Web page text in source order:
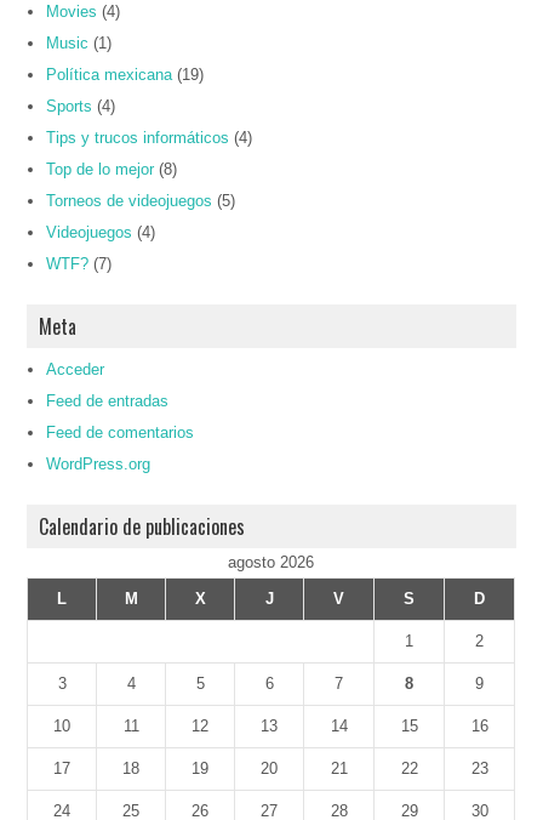
Movies (4)
Music (1)
Política mexicana (19)
Sports (4)
Tips y trucos informáticos (4)
Top de lo mejor (8)
Torneos de videojuegos (5)
Videojuegos (4)
WTF? (7)
Meta
Acceder
Feed de entradas
Feed de comentarios
WordPress.org
Calendario de publicaciones
agosto 2026
L
M X J V S D
1 2
3 4 5 6 7 8 9
10 11 12 13 14 15 16
17 18 19 20 21 22 23
24 25 26 27 28 29 30